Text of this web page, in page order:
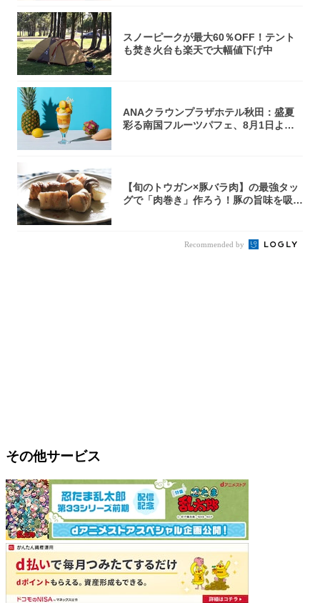
スノーピークが最大60％OFF！テント
も焚き火台も楽天で大幅値下げ中
ANAクラウンプラザホテル秋田：盛夏
彩る南国フルーツパフェ、8月1日より1
【旬のトウガン×豚バラ肉】の最強タッ
グで「肉巻き」作ろう！豚の旨味を吸い
Recommended by
その他サービス